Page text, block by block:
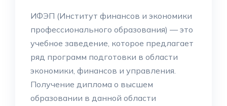
ИФЭП (Институт финансов и экономики
профессионального образования) — это
учебное заведение, которое предлагает
ряд программ подготовки в области
экономики, финансов и управления.
Получение диплома о высшем
образовании в данной области